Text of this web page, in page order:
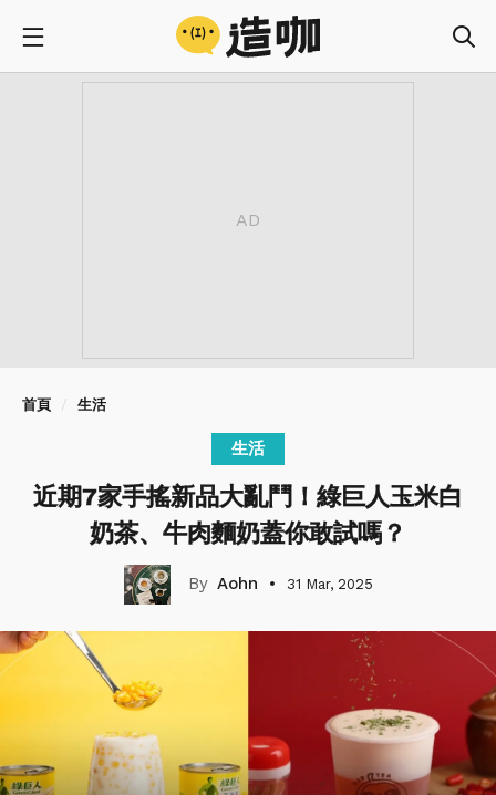
首頁 生活
生活
近期7家手搖新品大亂鬥！綠巨人玉米白
奶茶、牛肉麵奶蓋你敢試嗎？
Aohn 31 Mar, 2025